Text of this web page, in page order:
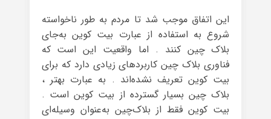
این اتفاق موجب شد تا مردم به طور ناخواسته
شروع به استفاده از عبارت بیت کوین به‌جای
بلاک چین کنند . اما واقعیت این است که
فناوری بلاک چین کاربردهای زیادی دارد که برای
بیت کوین تعریف نشده‌اند . به عبارت بهتر ،
بلاک چین بسیار گسترده از بیت کوین است .
بیت کوین فقط از بلاک‌چین به‌عنوان وسیله‌ای